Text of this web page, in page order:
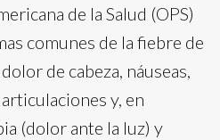
de la Salud (OPS)
comunes de la fiebre de
de cabeza, náuseas,
y, en
(dolor ante la luz) y